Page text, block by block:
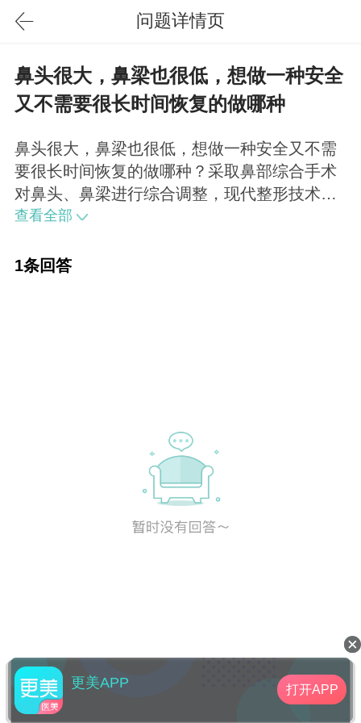
问题详情页
鼻头很大，鼻梁也很低，想做一种安全
又不需要很长时间恢复的做哪种
鼻头很大，鼻梁也很低，想做一种安全又不需
要很长时间恢复的做哪种？采取鼻部综合手术
对鼻头、鼻梁进行综合调整，现代整形技术很
成熟，安全性高、恢复也快，一般拆线7天左右
查看全部
1条回答
更美APP 打开APP